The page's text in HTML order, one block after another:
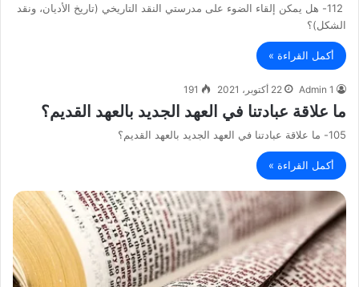
112- هل يمكن إلقاء الضوء على مدرستي النقد التاريخي (تاريخ الأديان، ونقد
الشكل)؟
أكمل القراءة »
Admin 1 22 أكتوبر، 2021 191
ما علاقة عبادتنا في العهد الجديد بالعهد القديم؟
105- ما علاقة عبادتنا في العهد الجديد بالعهد القديم؟
أكمل القراءة »